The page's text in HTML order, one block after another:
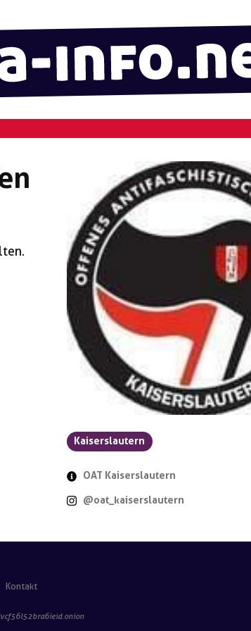
Kaiserslautern
OAT Kaiserslautern
@oat_kaiserslautern
Kontakt
.onion